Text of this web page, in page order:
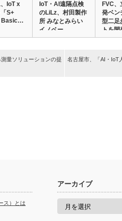
IoT x
S+
Basic…
IoT・AI遠隔点検
のLiLz、村田製作
所 みなとみらい
イノベー…
FVC、
発ベン
型二足
トを
量ソリューションの提
名古屋市、「AI・IoT
ス）とは
アーカイブ
ア